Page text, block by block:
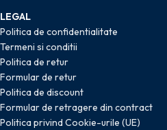
LEGAL
Politica de confidentialitate
Termeni si conditii
Politica de retur
Formular de retur
Politica de discount
Formular de retragere din contract
Politica privind Cookie-urile (UE)